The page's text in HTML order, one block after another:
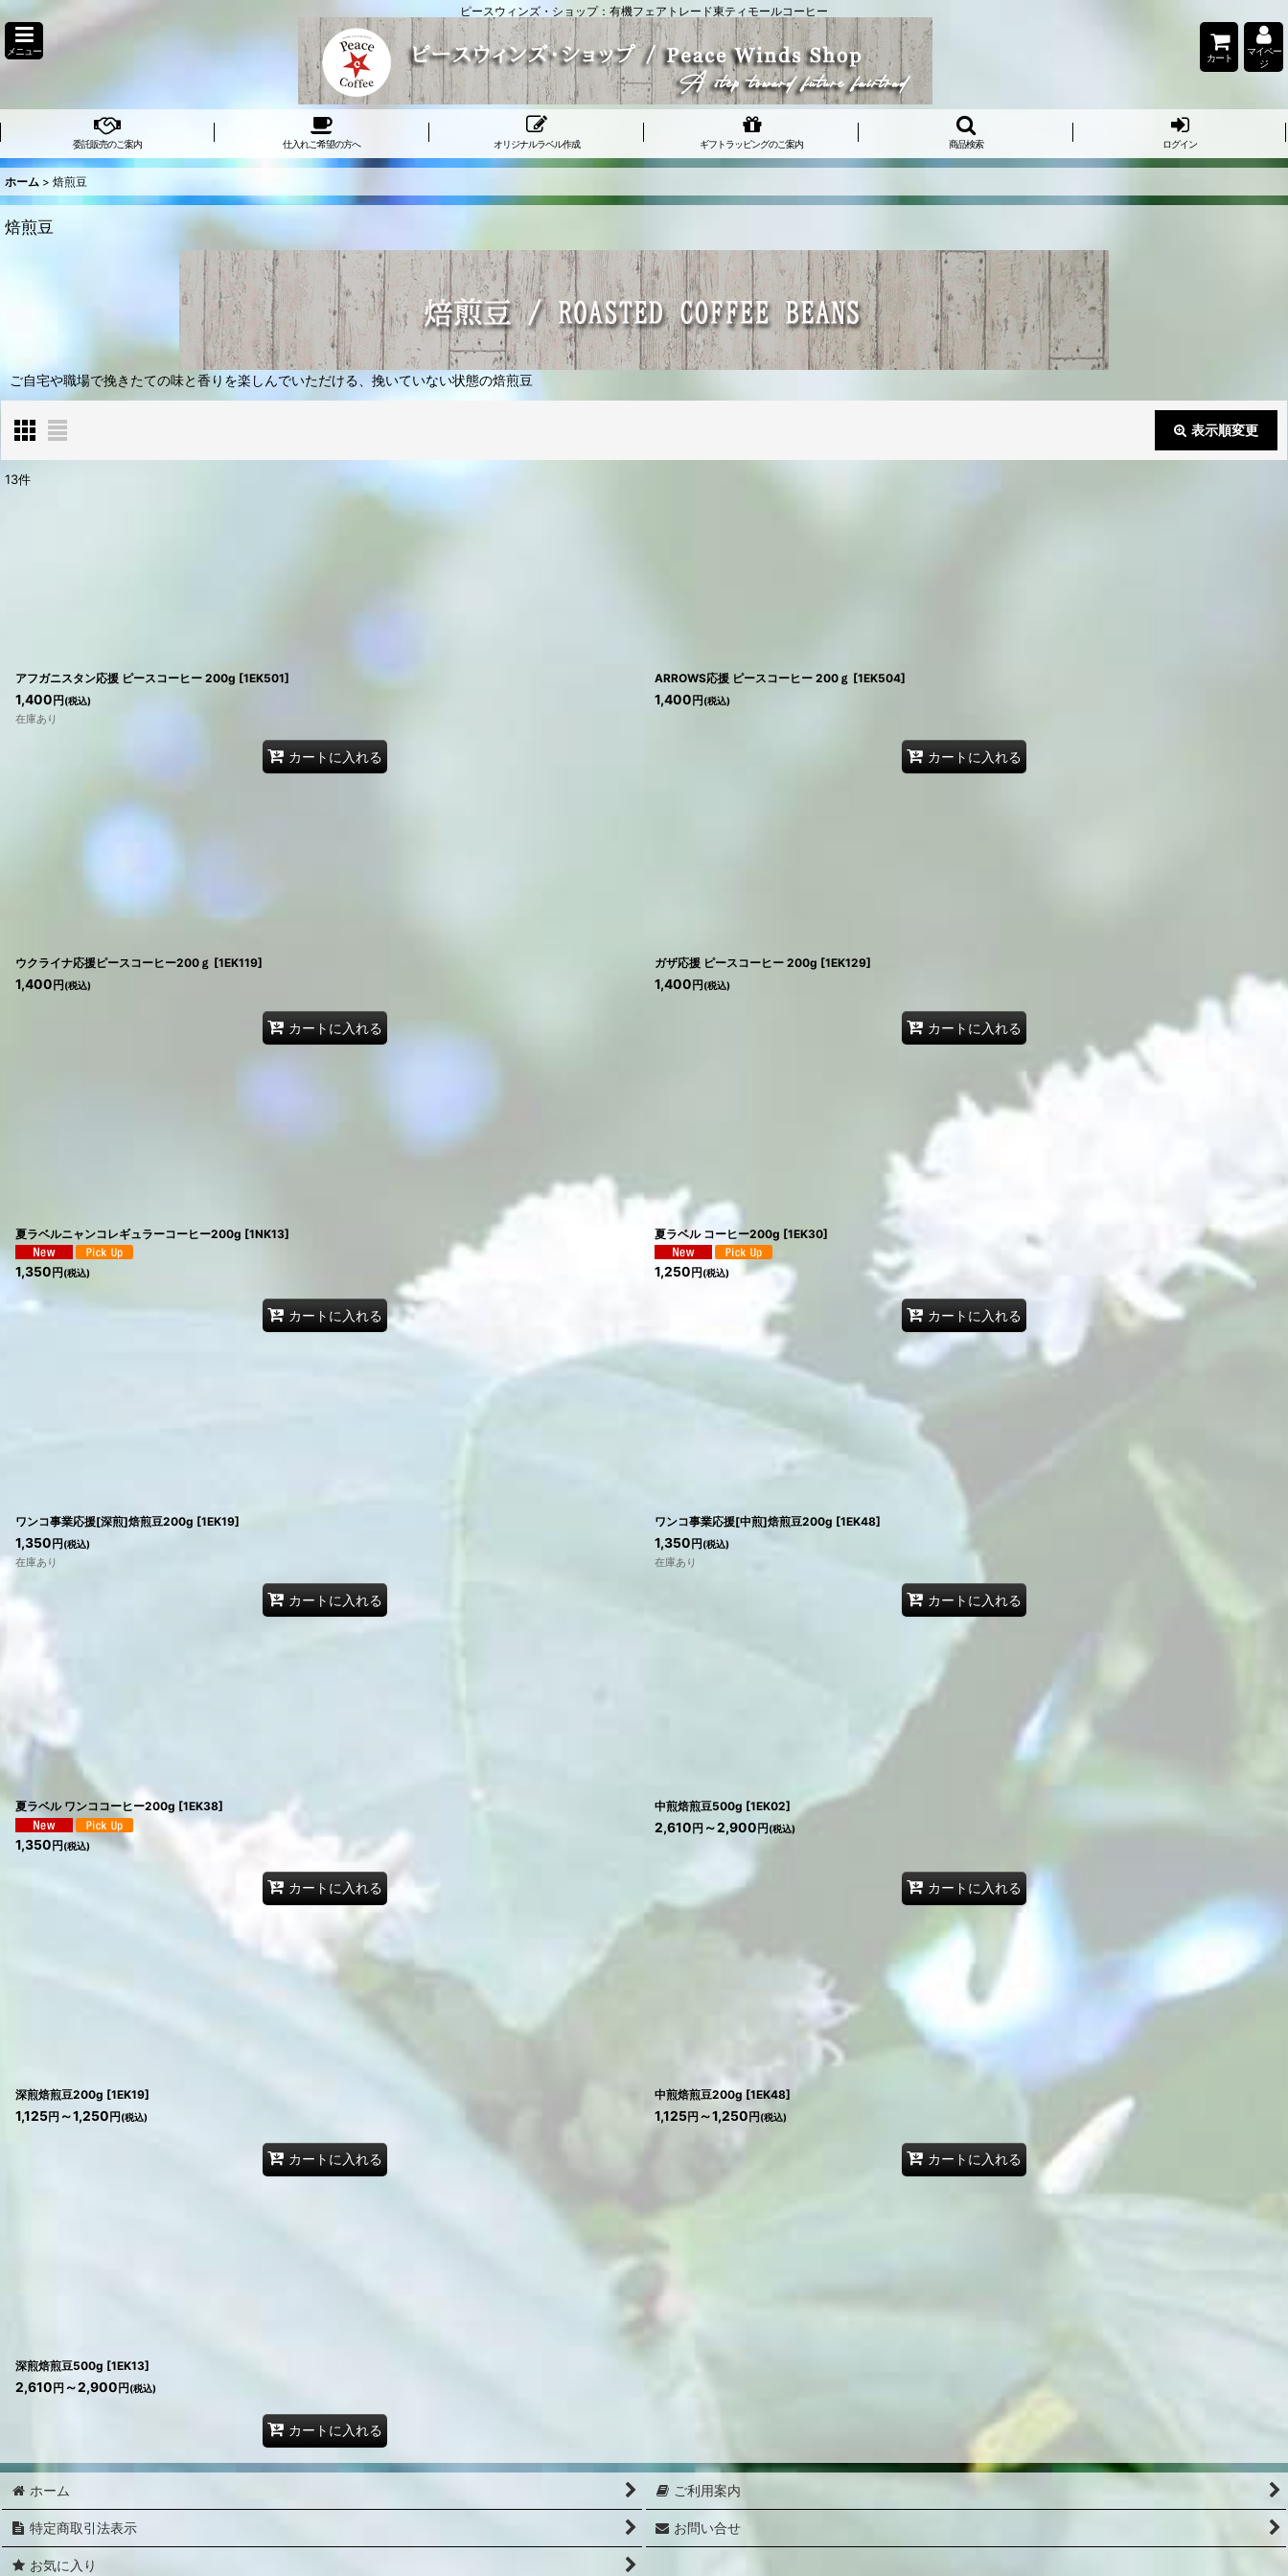
ピースウィンズ・ショップ：有機フェアトレード東ティモールコーヒー
メニュー
カート
マイペー
ジ
委託販売のご案内 仕入れご希望の方へ オリジナルラベル作成 ギフトラッピングのご案内 商品検索 ログイン
ホーム > 焙煎豆
焙煎豆
ご自宅や職場で挽きたての味と香りを楽しんでいただける、挽いていない状態の焙煎豆
表示順変更
13件
アフガニスタン応援 ピースコーヒー 200g [1EK501]
1,400 円 (税込)
在庫あり
カートに入れる
ARROWS応援 ピースコーヒー 200ｇ [1EK504]
1,400 円 (税込)
カートに入れる
ウクライナ応援ピースコーヒー200ｇ [1EK119]
1,400 円 (税込)
カートに入れる
ガザ応援 ピースコーヒー 200g [1EK129]
1,400 円 (税込)
カートに入れる
夏ラベルニャンコレギュラーコーヒー200g [1NK13]
1,350 円 (税込)
カートに入れる
夏ラベル コーヒー200g [1EK30]
1,250 円 (税込)
カートに入れる
ワンコ事業応援[深煎]焙煎豆200g [1EK19]
1,350 円 (税込)
在庫あり
カートに入れる
ワンコ事業応援[中煎]焙煎豆200g [1EK48]
1,350 円 (税込)
在庫あり
カートに入れる
夏ラベル ワンココーヒー200g [1EK38]
1,350円(税込)
カートに入れる
中煎焙煎豆500g [1EK02]
2,610 円 ～2,900 円 (税込)
カートに入れる
深煎焙煎豆200g [1EK19]
1,125円 ～1,250円(税込)
カートに入れる
中煎焙煎豆200g [1EK48]
1,125円 ～1,250円(税込)
カートに入れる
深煎焙煎豆500g [1EK13]
2,610円 ～2,900円(税込)
カートに入れる
ホーム ご利用案内
特定商取引法表示 お問い合せ
お気に入り